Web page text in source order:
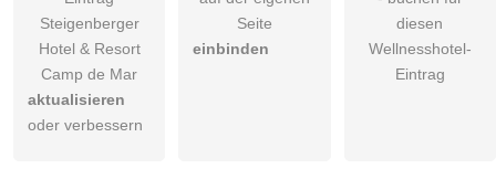
Steigenberger
Hotel & Resort
Camp de Mar
aktualisieren
oder verbessern
Seite
einbinden
diesen
Wellnesshotel-
Eintrag